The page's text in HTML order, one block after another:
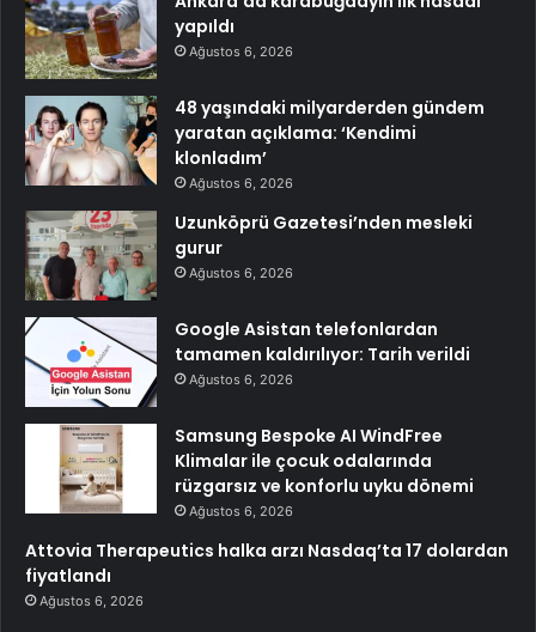
yapıldı
Ağustos 6, 2026
48 yaşındaki milyarderden gündem
yaratan açıklama: ‘Kendimi
klonladım’
Ağustos 6, 2026
Uzunköprü Gazetesi’nden mesleki
gurur
Ağustos 6, 2026
Google Asistan telefonlardan
tamamen kaldırılıyor: Tarih verildi
Ağustos 6, 2026
Samsung Bespoke AI WindFree
Klimalar ile çocuk odalarında
rüzgarsız ve konforlu uyku dönemi
Ağustos 6, 2026
Attovia Therapeutics halka arzı Nasdaq’ta 17 dolardan
fiyatlandı
Ağustos 6, 2026